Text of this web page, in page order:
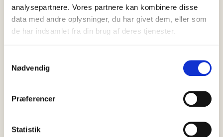
analysepartnere. Vores partnere kan kombinere disse
data med andre oplysninger, du har givet dem, eller som
de har indsamlet fra din brug af deres tjenester.
Nødvendig
Præferencer
Statistik
Golfklubben Hvide Klit rykker op i
Der var både spænding, forløsning og masser at glæde sig